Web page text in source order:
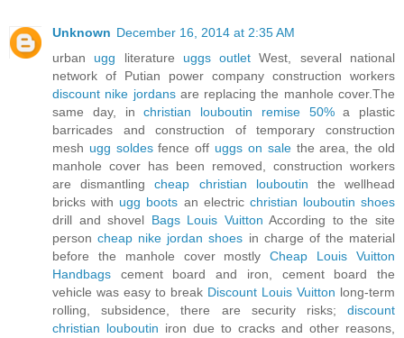
Unknown December 16, 2014 at 2:35 AM
urban ugg literature uggs outlet West, several national
network of Putian power company construction workers
discount nike jordansare replacing the manhole cover.The
same day, inchristian louboutin remise 50%a plastic
barricades and construction of temporary construction
mesh ugg soldesfence off uggs on salethe area, the old
manhole cover has been removed, construction workers
are dismantlingcheap christian louboutin the wellhead
bricks with ugg boots an electric christian louboutin shoes
drill and shovel Bags Louis Vuitton According to the site
personcheap nike jordan shoes in charge of the material
before the manhole cover mostlyCheap Louis Vuitton
Handbags cement board and iron, cement board the
vehicle was easy to break Discount Louis Vuitton long-term
rolling, subsidence, there are security risks; discount
christian louboutin iron due to cracks and other reasons,